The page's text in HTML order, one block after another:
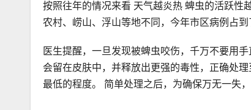
按照往年的情况来看 天气越炎热 蜱虫的活跃性
农村、崂山、浮山等地不同，今年市区病例占
医生提醒，一旦发现被蜱虫咬伤，千万不要用
会留在皮肤中，并释放出更强的毒性，正确处
最低的程度。 简单处理之后，为确保万无一失